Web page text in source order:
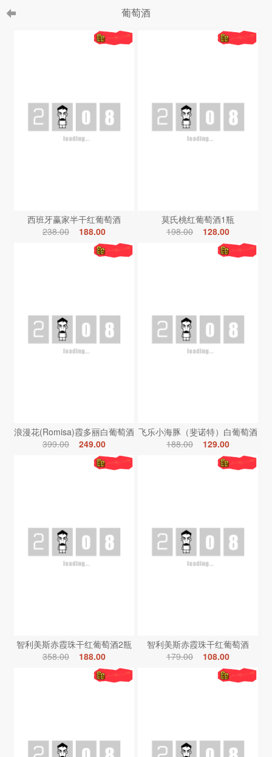
葡萄酒
西班牙赢家半干红葡萄酒
238.00
188.00
莫氏桃红葡萄酒1瓶
198.00
128.00
浪漫花(Romisa)霞多丽白葡萄酒
399.00
249.00
飞乐小海豚（斐诺特）白葡萄酒
188.00
129.00
智利美斯赤霞珠干红葡萄酒2瓶
358.00
188.00
智利美斯赤霞珠干红葡萄酒
179.00
108.00